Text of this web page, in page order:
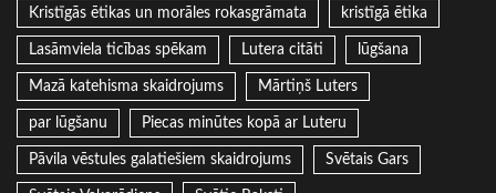
Kristīgās ētikas un morāles rokasgrāmata kristīgā ētika
Lasāmviela ticības spēkam Lutera citāti lūgšana
Mazā katehisma skaidrojums Mārtiņš Luters
par lūgšanu Piecas minūtes kopā ar Luteru
Pāvila vēstules galatiešiem skaidrojums Svētais Gars